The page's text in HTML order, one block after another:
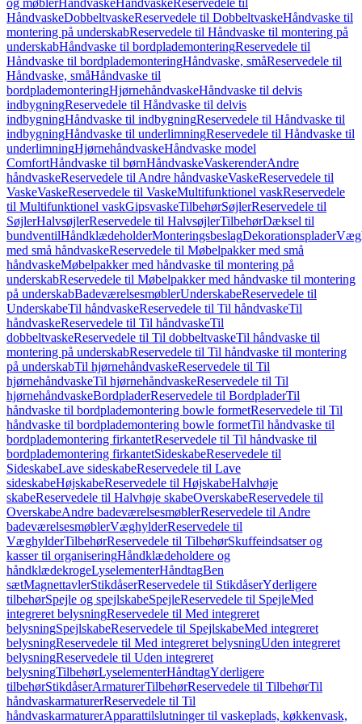
og møblerHåndvaskeHåndvaskeReservedele til
HåndvaskeDobbeltvaskeReservedele til DobbeltvaskeHåndvaske til
montering på underskabReservedele til Håndvaske til montering på
underskabHåndvaske til bordplademonteringReservedele til
Håndvaske til bordplademonteringHåndvaske, småReservedele til
Håndvaske, småHåndvaske til
bordplademonteringHjørnehåndvaskeHåndvaske til delvis
indbygningReservedele til Håndvaske til delvis
indbygningHåndvaske til indbygningReservedele til Håndvaske til
indbygningHåndvaske til underlimningReservedele til Håndvaske til
underlimningHjørnehåndvaskeHåndvaske model
ComfortHåndvaske til børnHåndvaskeVaskerenderAndre
håndvaskeReservedele til Andre håndvaskeVaskeReservedele til
VaskeVaskeReservedele til VaskeMultifunktionel vaskReservedele
til Multifunktionel vaskGipsvaskeTilbehørSøjlerReservedele til
SøjlerHalvsøjlerReservedele til HalvsøjlerTilbehørDæksel til
bundventilHåndklædeholderMonteringsbeslagDekorationsplader
med små håndvaskeReservedele til Møbelpakker med små
håndvaskeMøbelpakker med håndvaske til montering på
underskabReservedele til Møbelpakker med håndvaske til montering
på underskabBadeværelsesmøblerUnderskabeReservedele til
UnderskabeTil håndvaskeReservedele til Til håndvaskeTil
håndvaskeReservedele til Til håndvaskeTil
dobbeltvaskeReservedele til Til dobbeltvaskeTil håndvaske til
montering på underskabReservedele til Til håndvaske til montering
på underskabTil hjørnehåndvaskeReservedele til Til
hjørnehåndvaskeTil hjørnehåndvaskeReservedele til Til
hjørnehåndvaskeBordpladerReservedele til BordpladerTil
håndvaske til bordplademontering bowle formetReservedele til Til
håndvaske til bordplademontering bowle formetTil håndvaske til
bordplademontering firkantetReservedele til Til håndvaske til
bordplademontering firkantetSideskabeReservedele til
SideskabeLave sideskabeReservedele til Lave
sideskabeHøjskabeReservedele til HøjskabeHalvhøje
skabeReservedele til Halvhøje skabeOverskabeReservedele til
OverskabeAndre badeværelsesmøblerReservedele til Andre
badeværelsesmøblerVæghylderReservedele til
VæghylderTilbehørReservedele til TilbehørSkuffeindsatser og
kasser til organiseringHåndklædeholdere og
håndklædekrogeLyselementerHåndtagBen
sætMagnettavlerStikdåserReservedele til StikdåserYderligere
tilbehørSpejle og spejlskabeSpejleReservedele til SpejleMed
integreret belysningReservedele til Med integreret
belysningSpejlskabeReservedele til SpejlskabeMed integreret
belysningReservedele til Med integreret belysningUden integreret
belysningReservedele til Uden integreret
belysningTilbehørLyselementerHåndtagYderligere
tilbehørStikdåserArmaturerTilbehørReservedele til TilbehørTil
håndvaskarmaturerReservedele til Til
håndvaskarmaturerApparattilslutninger til vaskeplads, køkkenvask,